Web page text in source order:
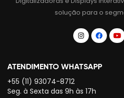
solução para o
ATENDIMENTO WHATSAPP
+55 (11) 93074-8712
Seg. à Sexta das 9h às 17h